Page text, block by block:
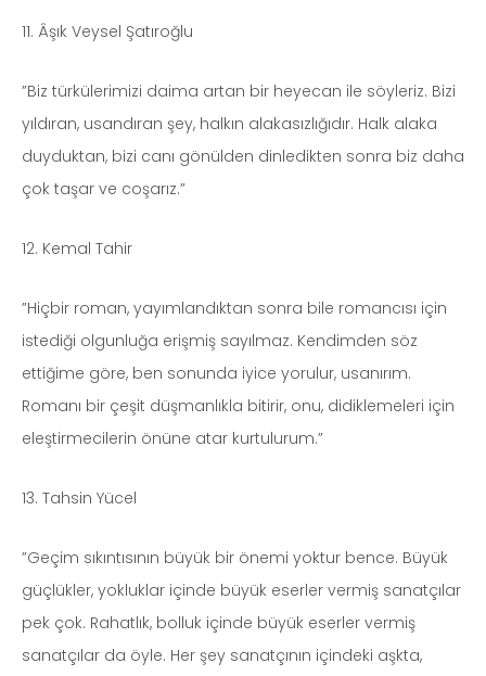
11. Âşık Veysel Şatıroğlu
”Biz türkülerimizi daima artan bir heyecan ile söyleriz. Bizi
yıldıran, usandıran şey, halkın alakasızlığıdır. Halk alaka
duyduktan, bizi canı gönülden dinledikten sonra biz daha
çok taşar ve coşarız.”
12. Kemal Tahir
”Hiçbir roman, yayımlandıktan sonra bile romancısı için
istediği olgunluğa erişmiş sayılmaz. Kendimden söz
ettiğime göre, ben sonunda iyice yorulur, usanırım.
Romanı bir çeşit düşmanlıkla bitirir, onu, didiklemeleri için
eleştirmecilerin önüne atar kurtulurum.”
13. Tahsin Yücel
”Geçim sıkıntısının büyük bir önemi yoktur bence. Büyük
güçlükler, yokluklar içinde büyük eserler vermiş sanatçılar
pek çok. Rahatlık, bolluk içinde büyük eserler vermiş
sanatçılar da öyle. Her şey sanatçının içindeki aşkta,